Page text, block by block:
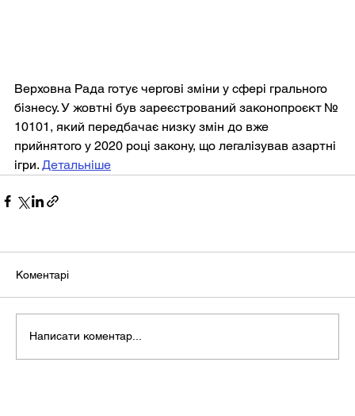
Верховна Рада готує чергові зміни у сфері грального
бізнесу. У жовтні був зареєстрований законопроєкт №
10101, який передбачає низку змін до вже
прийнятого у 2020 році закону, що легалізував азартні
ігри. Детальніше
Коментарі
Написати коментар...